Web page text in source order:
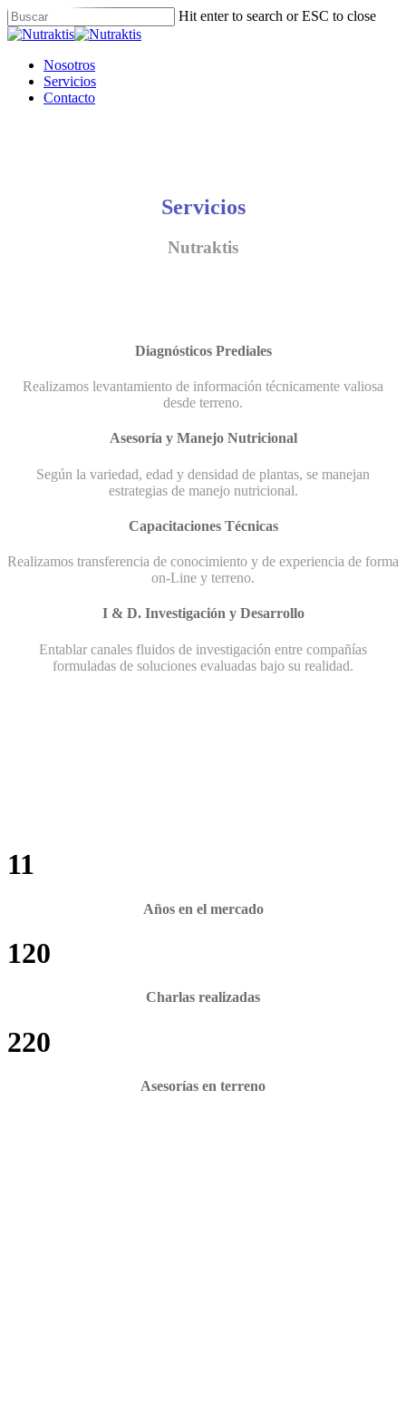
Skip
to
content
Hit enter to search or ESC to close
Close
Menu
Nosotros
Servicios
Contacto
Servicios
Nutraktis
Diagnósticos Prediales
Realizamos levantamiento de información técnicamente valiosa
desde terreno.
Asesoría y Manejo Nutricional
Según la variedad, edad y densidad de plantas, se manejan
estrategias de manejo nutricional.
Capacitaciones Técnicas
Realizamos transferencia de conocimiento y de experiencia de forma
on-Line y terreno.
I & D. Investigación y Desarrollo
Entablar canales fluidos de investigación entre compañías
formuladas de soluciones evaluadas bajo su realidad.
11
Años en el mercado
120
Charlas realizadas
220
Asesorías en terreno